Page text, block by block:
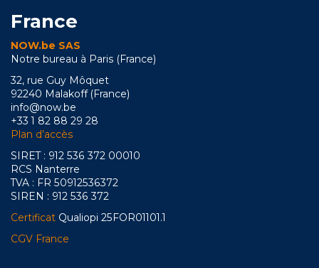
France
NOW.be SAS
Notre bureau à Paris (France)
32, rue Guy Môquet
92240 Malakoff (France)
info@now.be
+33 1 82 88 29 28
Plan d’accès
SIRET : 912 536 372 00010
RCS Nanterre
TVA : FR 50912536372
SIREN : 912 536 372
Certificat Qualiopi 25FOR01101.1
CGV France